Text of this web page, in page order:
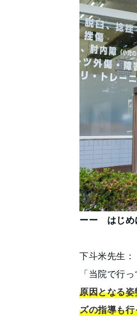
ーー はじめ
下斗米先生：
「当院で行
原因となる
ズの指導も行